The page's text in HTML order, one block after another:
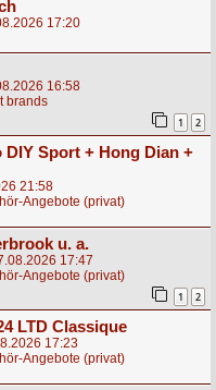
17:20
16:58
brands
1 2
DIY Sport + Hong Dian +
21:58
Angebote (privat)
u. a.
17:47
Angebote (privat)
1 2
LTD Classique
17:23
Angebote (privat)